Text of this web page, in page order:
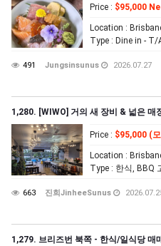
Price : $95,000
Location :
Type : Dine in - T/
491 Jungsinsunus 2026.07.27
Price : $95,000 (
Location :
Type : 한식, BBQ
663 진희JinheeSunus
1,279. 브리즈번 북쪽 - 한식/일식당 매